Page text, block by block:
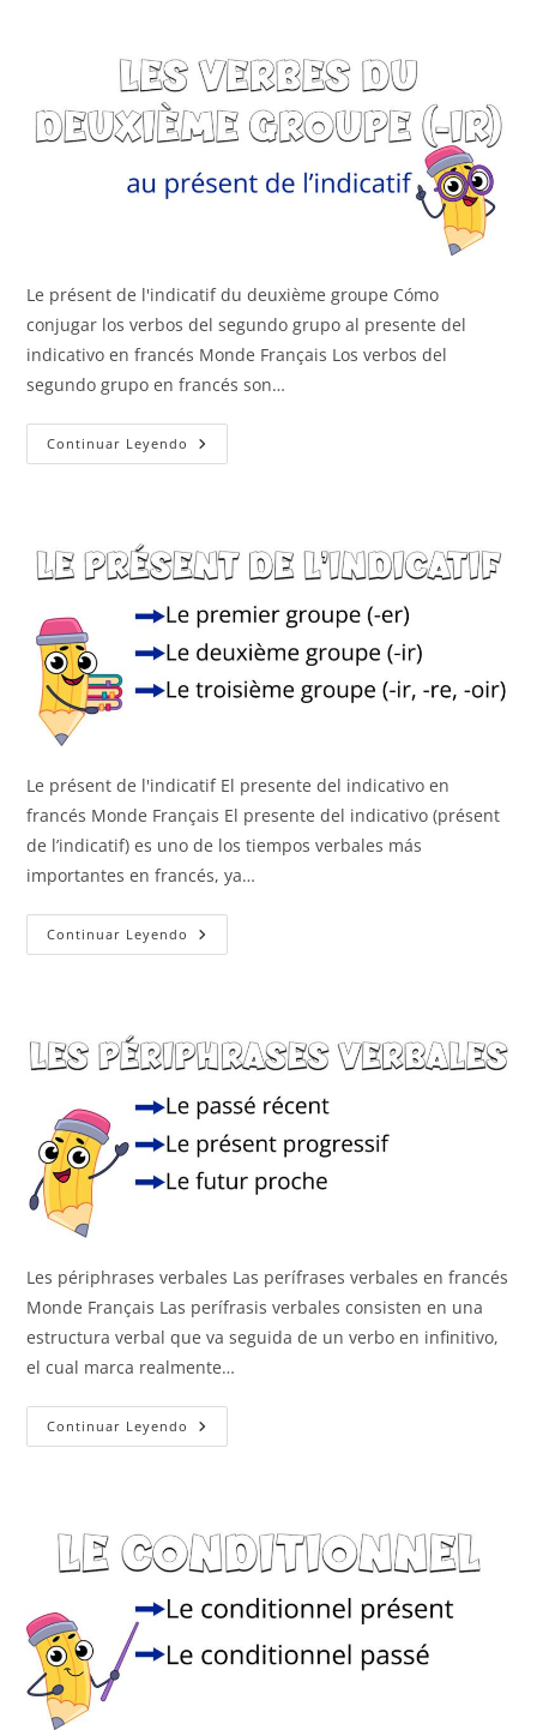
Le présent de l'indicatif du deuxième groupe Cómo
conjugar los verbos del segundo grupo al presente del
indicativo en francés Monde Français Los verbos del
segundo grupo en francés son…
Continuar Leyendo Segundo
Grupo
Le présent de l'indicatif El presente del indicativo en
francés Monde Français El presente del indicativo (présent
de l’indicatif) es uno de los tiempos verbales más
importantes en francés, ya…
Continuar Leyendo Le
Présent
Les périphrases verbales Las perífrases verbales en francés
Monde Français Las perífrasis verbales consisten en una
estructura verbal que va seguida de un verbo en infinitivo,
el cual marca realmente…
Continuar Leyendo Les
Périphrases